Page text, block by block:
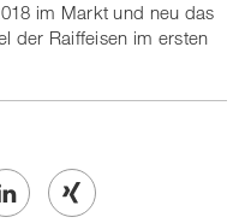
im Markt und neu das
der Raiffeisen im ersten